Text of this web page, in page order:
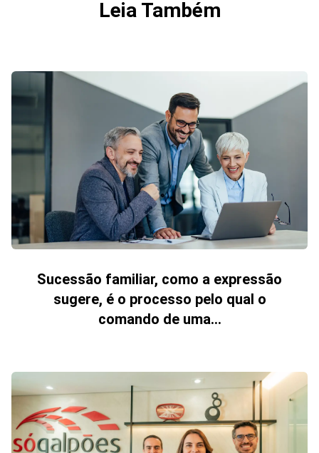
Leia Também
Sucessão familiar, como a expressão
sugere, é o processo pelo qual o
comando de uma...